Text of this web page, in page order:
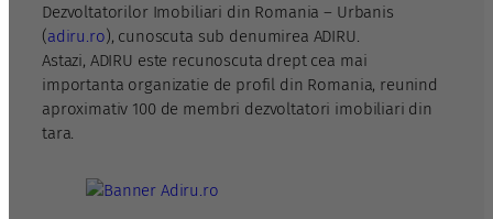
Dezvoltatorilor Imobiliari din Romania – Urbanis
(adiru.ro), cunoscuta sub denumirea ADIRU.
Astazi, ADIRU este recunoscuta drept cea mai
importanta organizatie de profil din Romania, reunind
aproximativ 100 de membri dezvoltatori imobiliari din
tara.